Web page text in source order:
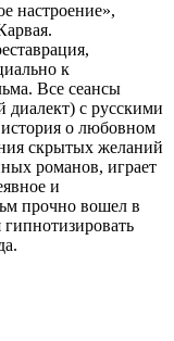
настроение»,
к
Все сеансы
диалект) с русскими
о любовном
скрытых желаний
романов, играет
и
прочно вошел в